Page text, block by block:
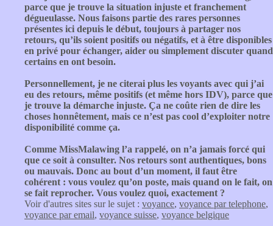
parce que je trouve la situation injuste et franchement
dégueulasse. Nous faisons partie des rares personnes
présentes ici depuis le début, toujours à partager nos
retours, qu’ils soient positifs ou négatifs, et à être disponibles
en privé pour échanger, aider ou simplement discuter quand
certains en ont besoin.
Personnellement, je ne citerai plus les voyants avec qui j’ai
eu des retours, même positifs (et même hors IDV), parce que
je trouve la démarche injuste. Ça ne coûte rien de dire les
choses honnêtement, mais ce n’est pas cool d’exploiter notre
disponibilité comme ça.
Comme MissMalawing l’a rappelé, on n’a jamais forcé qui
que ce soit à consulter. Nos retours sont authentiques, bons
ou mauvais. Donc au bout d’un moment, il faut être
cohérent : vous voulez qu’on poste, mais quand on le fait, on
se fait reprocher. Vous voulez quoi, exactement ?
Voir d'autres sites sur le sujet : voyance, voyance par telephone,
voyance par email, voyance suisse, voyance belgique